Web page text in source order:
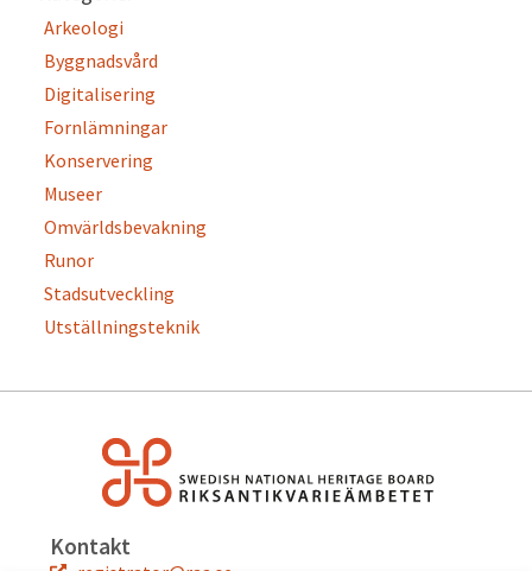
Arkeologi
Byggnadsvård
Digitalisering
Fornlämningar
Konservering
Museer
Omvärldsbevakning
Runor
Stadsutveckling
Utställningsteknik
Kontakt